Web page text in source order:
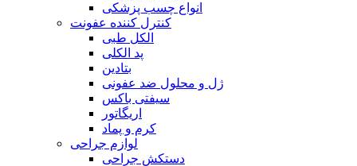
انواع چسب پزشکی
کنترل کننده عفونت
الکل طبی
پد الکلی
بتادین
ژل و محلول ضد عفونی
سیفتی باکس
اریگاتور
کرم و پماد
لوازم جراحی
دستکش جراحی